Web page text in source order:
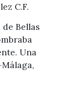
C.F.
de Bellas
Una